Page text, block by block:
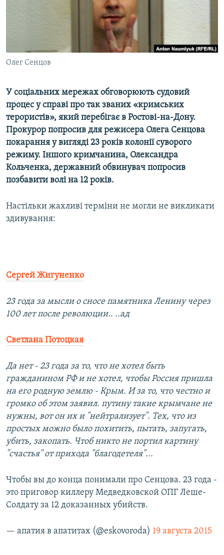
УКРАЇНСЬКА ПРОБЛЕМА КРИМУ
ІНФОГРАФІКА
ДОЛУЧАЙСЯ!
Усі сайти RFE/RL
Олег Сенцов
У соціальних мережах обговорюють судовий
процес у справі про так званих «кримських
терористів», який перебігає в Ростові-на-Дону.
Прокурор попросив для режисера Олега Сенцова
покарання у вигляді 23 років колонії суворого
режиму. Іншого кримчанина, Олександра
Кольченка, державний обвинувач попросив
позбавити волі на 12 років.
Настільки жахливі терміни не могли не викликати
здивування:
Сергей Жигуненко
23 года за мысли о сносе памятника Ленину через
100 лет после революции.. ..ад
Светлана Потоцкая
Да нет - 23 года за то, что не хотел быть
гражданином РФ и не хотел, чтобы Россия пришла
на его родную землю - Крым. И за то, что честно и
громко об этом заявил. путину такие крымчане не
нужны, вот он их и "нейтрализует". Тех, что из
простых можно было похитить, пытать, запугать,
убить, закопать. Чтоб никто не портил картину
"счастья" от прихода "благодетеля"...
Чтобы вы до конца понимали про Сенцова. 23 года -
это приговор киллеру Медведковской ОПГ Леше-
Солдату за 12 доказанных убийств.
— апатия в апатитах (@eskovoroda) 19 августа 2015